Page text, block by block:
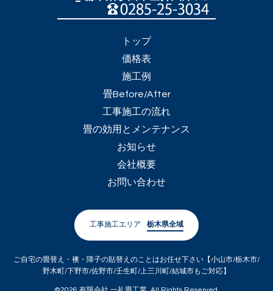
トップ
価格表
施工例
畳Before/After
工事施工の流れ
畳の効用とメンテナンス
お知らせ
会社概要
お問い合わせ
工事施工エリア 栃木県全域
ご自宅の畳替え・襖・障子の貼替えのことはお任せ下さい【小山市/栃木市/
野木町/下野市/佐野市/壬生町/上三川町/結城市もご対応】